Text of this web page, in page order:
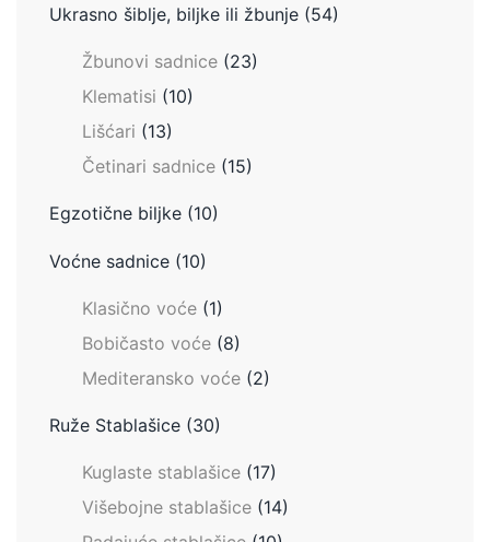
Ukrasno šiblje, biljke ili žbunje (54)
Žbunovi sadnice (23)
Klematisi (10)
Lišćari (13)
Četinari sadnice (15)
Egzotične biljke (10)
Voćne sadnice (10)
Klasično voće (1)
Bobičasto voće (8)
Mediteransko voće (2)
Ruže Stablašice (30)
Kuglaste stablašice (17)
Višebojne stablašice (14)